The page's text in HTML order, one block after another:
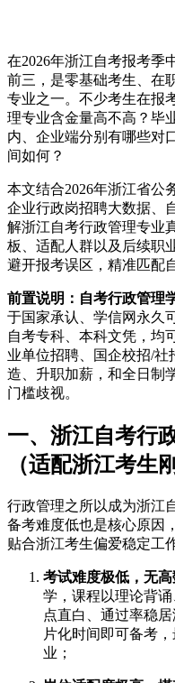
在2026年浙江自考报考季
前三，是零基础考生、在
专业之一。不少考生在报
理专业含金量高不高？毕
内、企业端分别有哪些对
间如何？
本文结合2026年浙江省公
企业行政岗招聘大数据、
解浙江自考行政管理专业
板、适配人群以及后续职
避开报考误区，精准匹配
前置说明：自考行政管理
于国家承认、学信网永久
自考专科、本科文凭，均
业单位招聘、国企校招/
造、升职加薪，和全日制
门槛歧视。
一、浙江自考行
（适配浙江考生
行政管理之所以成为浙江
备考难度低也是核心原因
贴合浙江考生偏爱稳定工
考试难度极低，无
学，课程以理论背
点直白、通过率稳
片化时间即可备考
业；